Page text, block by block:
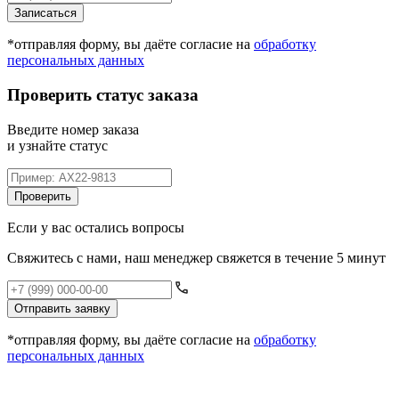
Записаться
*отправляя форму, вы даёте согласие на обработку
персональных данных
Проверить статус заказа
Введите номер заказа
и узнайте статус
Проверить
Если у вас остались вопросы
Свяжитесь с нами, наш менеджер свяжется в течение 5 минут
Отправить заявку
*отправляя форму, вы даёте согласие на обработку
персональных данных